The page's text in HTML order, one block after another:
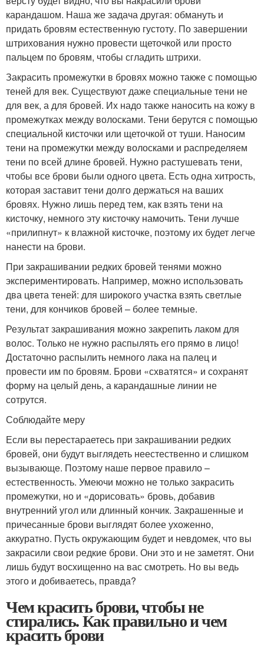
карандашом. Наша же задача другая: обмануть и
придать бровям естественную густоту. По завершении
штрихования нужно провести щеточкой или просто
пальцем по бровям, чтобы сгладить штрихи.
Закрасить промежутки в бровях можно также с помощью
теней для век. Существуют даже специальные тени не
для век, а для бровей. Их надо также наносить на кожу в
промежутках между волосками. Тени берутся с помощью
специальной кисточки или щеточкой от туши. Наносим
тени на промежутки между волосками и распределяем
тени по всей длине бровей. Нужно растушевать тени,
чтобы все брови были одного цвета. Есть одна хитрость,
которая заставит тени долго держаться на ваших
бровях. Нужно лишь перед тем, как взять тени на
кисточку, немного эту кисточку намочить. Тени лучше
«прилипнут» к влажной кисточке, поэтому их будет легче
нанести на брови.
При закрашивании редких бровей тенями можно
экспериментировать. Например, можно использовать
два цвета теней: для широкого участка взять светлые
тени, для кончиков бровей – более темные.
Результат закрашивания можно закрепить лаком для
волос. Только не нужно распылять его прямо в лицо!
Достаточно распылить немного лака на палец и
провести им по бровям. Брови «схватятся» и сохранят
форму на целый день, а карандашные линии не
сотрутся.
Соблюдайте меру
Если вы перестараетесь при закрашивании редких
бровей, они будут выглядеть неестественно и слишком
вызывающе. Поэтому наше первое правило –
естественность. Умеючи можно не только закрасить
промежутки, но и «дорисовать» бровь, добавив
внутренний угол или длинный кончик. Закрашенные и
причесанные брови выглядят более ухоженно,
аккуратно. Пусть окружающим будет и невдомек, что вы
закрасили свои редкие брови. Они это и не заметят. Они
лишь будут восхищенно на вас смотреть. Но вы ведь
этого и добиваетесь, правда?
Чем красить брови, чтобы не
стирались. Как правильно и чем
красить брови